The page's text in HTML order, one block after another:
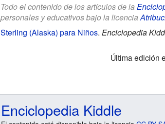
Todo el contenido de los artículos de la
personales y educativos bajo la licencia
Sterling (Alaska) para Niños. Enciclopedia
Última edición
Enciclopedia Kiddle